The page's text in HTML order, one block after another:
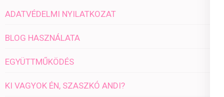
ADATVÉDELMI NYILATKOZAT
BLOG HASZNÁLATA
EGYÜTTMŰKÖDÉS
KI VAGYOK ÉN, SZASZKÓ ANDI?